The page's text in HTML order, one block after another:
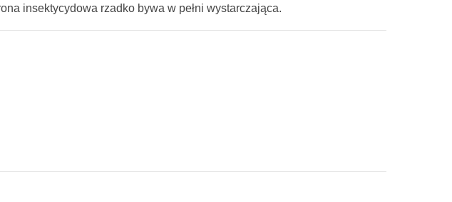
insektycydowa rzadko bywa w pełni wystarczająca.